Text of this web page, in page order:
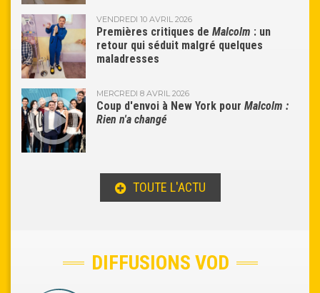
VENDREDI 10 AVRIL 2026
Premières critiques de Malcolm : un
retour qui séduit malgré quelques
maladresses
MERCREDI 8 AVRIL 2026
Coup d'envoi à New York pour Malcolm :
Rien n'a changé
TOUTE L'ACTU
DIFFUSIONS VOD